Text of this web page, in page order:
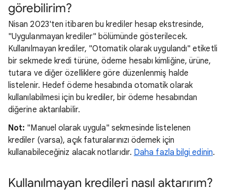
görebilirim?
Nisan 2023'ten itibaren bu krediler hesap ekstresinde,
"Uygulanmayan krediler" bölümünde gösterilecek.
Kullanılmayan krediler, "Otomatik olarak uygulandı" etiketli
bir sekmede kredi türüne, ödeme hesabı kimliğine, ürüne,
tutara ve diğer özelliklere göre düzenlenmiş halde
listelenir. Hedef ödeme hesabında otomatik olarak
kullanılabilmesi için bu krediler, bir ödeme hesabından
diğerine aktarılabilir.
Not: "Manuel olarak uygula" sekmesinde listelenen
krediler (varsa), açık faturalarınızı ödemek için
kullanabileceğiniz alacak notlarıdır. Daha fazla bilgi edinin.
Kullanılmayan kredileri nasıl aktarırım?